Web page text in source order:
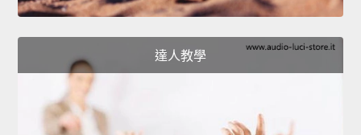
達人教學